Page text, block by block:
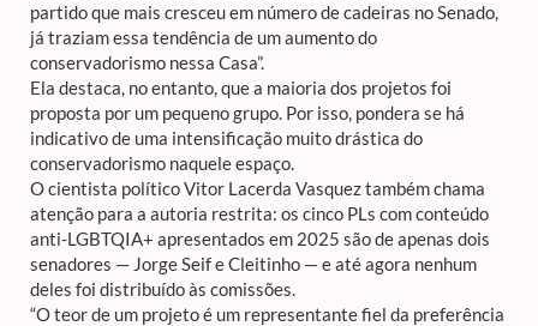
partido que mais cresceu em número de cadeiras no Senado,
já traziam essa tendência de um aumento do
conservadorismo nessa Casa”.
Ela destaca, no entanto, que a maioria dos projetos foi
proposta por um pequeno grupo. Por isso, pondera se há
indicativo de uma intensificação muito drástica do
conservadorismo naquele espaço.
O cientista político Vitor Lacerda Vasquez também chama
atenção para a autoria restrita: os cinco PLs com conteúdo
anti-LGBTQIA+ apresentados em 2025 são de apenas dois
senadores — Jorge Seif e Cleitinho — e até agora nenhum
deles foi distribuído às comissões.
“O teor de um projeto é um representante fiel da preferência